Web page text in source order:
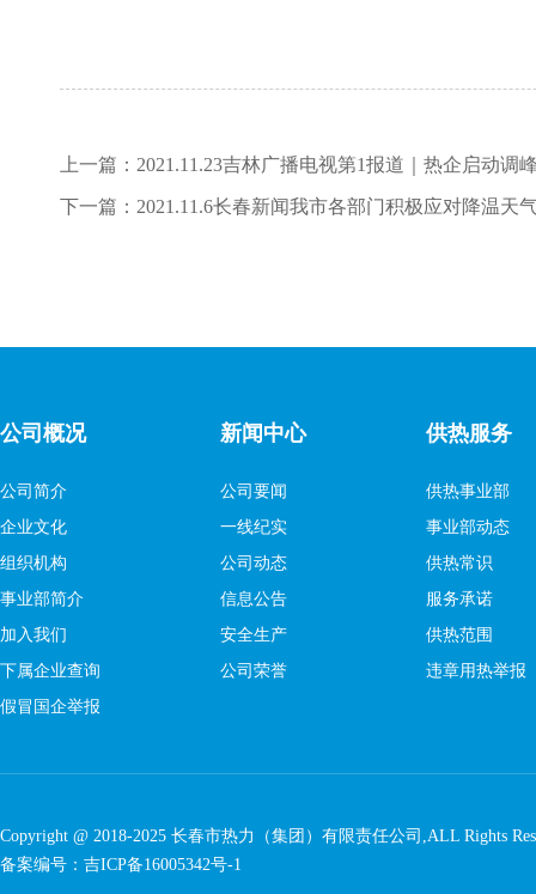
上一篇： 2021.11.23吉林广播电视第1报道｜热企启动调
下一篇： 2021.11.6长春新闻我市各部门积极应对降温天
公司概况
公司简介
企业文化
组织机构
事业部简介
加入我们
下属企业查询
假冒国企举报
新闻中心
公司要闻
一线纪实
公司动态
信息公告
安全生产
公司荣誉
供热服务
供热事业部
事业部动态
供热常识
服务承诺
供热范围
违章用热举报
Copyright @ 2018-2025 长春市热力（集团）有限责任公司,ALL Rights
备案编号： 吉ICP备16005342号-1